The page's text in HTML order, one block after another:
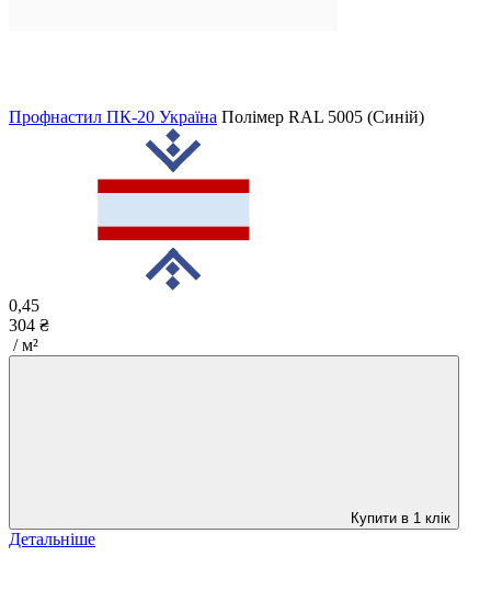
Профнастил ПК-20 Україна Полімер RAL 5005 (Синій)
0,45
304 ₴
/ м²
Купити в 1 клік
Детальніше